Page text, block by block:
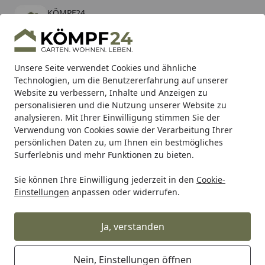
Unsere Seite verwendet Cookies und ähnliche
Technologien, um die Benutzererfahrung auf unserer
Website zu verbessern, Inhalte und Anzeigen zu
personalisieren und die Nutzung unserer Website zu
analysieren. Mit Ihrer Einwilligung stimmen Sie der
Verwendung von Cookies sowie der Verarbeitung Ihrer
persönlichen Daten zu, um Ihnen ein bestmögliches
Surferlebnis und mehr Funktionen zu bieten.
Sie können Ihre Einwilligung jederzeit in den Cookie-
Einstellungen anpassen oder widerrufen.
Ja, verstanden
Nein, Einstellungen öffnen
KÖMPF24
kostenlos - Im App Store
Hotline
Alle Produkte
Mein Konto
Suchen
Karibu Pools inkl. gratis Sandfilteranlage & Pool-
Starterset (Gesamtwert bis 468,99€)
Startseite
Grill Weber Ersatzteil KNOB ASSY MAIN BLK CGG 23 BB
Weber Ersatzteil KNOB ASSY MAIN
BLK CGG 23 BB (2400098)